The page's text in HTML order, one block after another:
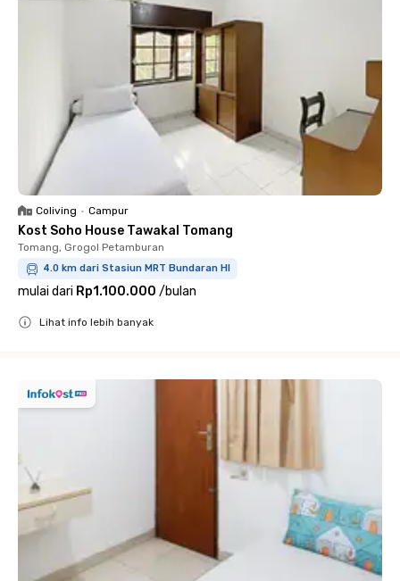
Coliving • Campur
Kost Soho House Tawakal Tomang
Tomang, Grogol Petamburan
4.0 km dari Stasiun MRT Bundaran HI
mulai dari Rp1.100.000 /bulan
Lihat info lebih banyak